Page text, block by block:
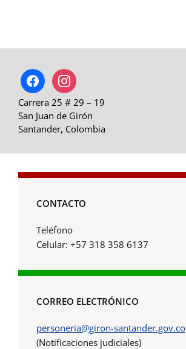
facebookinstagram
Carrera 25 # 29 – 19
San Juan de Girón
Santander, Colombia
CONTACTO
Teléfono
Celular: +57 318 358 6137
CORREO ELECTRÓNICO
personeria@giron-santander.gov.co
(Notificaciones judiciales)